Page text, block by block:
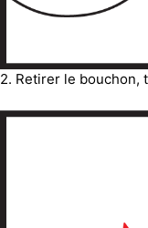
2. Retirer le bouchon,